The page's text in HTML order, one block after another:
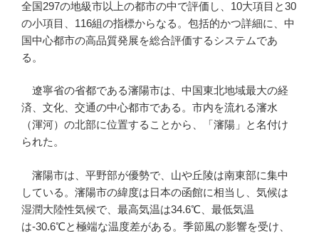
全国297の地級市以上の都市の中で評価し、10大項目と30
の小項目、116組の指標からなる。包括的かつ詳細に、中
国中心都市の高品質発展を総合評価するシステムであ
る。
遼寧省の省都である瀋陽市は、中国東北地域最大の経
済、文化、交通の中心都市である。市内を流れる瀋水
（渾河）の北部に位置することから、「瀋陽」と名付け
られた。
瀋陽市は、平野部が優勢で、山や丘陵は南東部に集中
している。瀋陽市の緯度は日本の函館に相当し、気候は
湿潤大陸性気候で、最高気温は34.6℃、最低気温
は-30.6℃と極端な温度差がある。季節風の影響を受け、